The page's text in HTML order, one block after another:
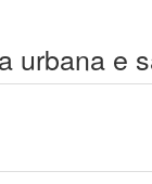
urbana e